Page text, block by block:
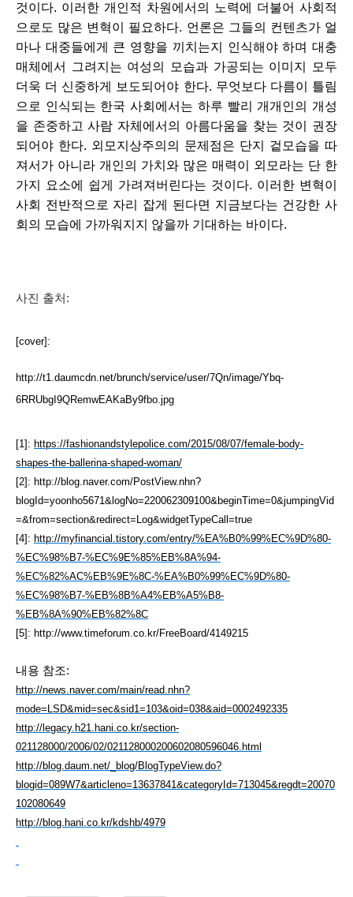
것이다. 이러한 개인적 차원에서의 노력에 더불어 사회적
으로도 많은 변혁이 필요하다. 언론은 그들의 컨텐츠가 얼
마나 대중들에게 큰 영향을 끼치는지 인식해야 하며 대충
매체에서 그려지는 여성의 모습과 가공되는 이미지 모두
더욱 더 신중하게 보도되어야 한다. 무엇보다 다름이 틀림
으로 인식되는 한국 사회에서는 하루 빨리 개개인의 개성
을 존중하고 사람 자체에서의 아름다움을 찾는 것이 권장
되어야 한다. 외모지상주의의 문제점은 단지 겉모습을 따
져서가 아니라 개인의 가치와 많은 매력이 외모라는 단 한
가지 요소에 쉽게 가려져버린다는 것이다. 이러한 변혁이
사회 전반적으로 자리 잡게 된다면 지금보다는 건강한 사
회의 모습에 가까워지지 않을까 기대하는 바이다.
사진 출처:
[cover]:
http://t1.daumcdn.net/brunch/service/user/7Qn/image/Ybq-
6RRUbgI9QRemwEAKaBy9fbo.jpg
[1] : https://fashionandstylepolice.com/2015/08/07/female-body-
shapes-the-ballerina-shaped-woman/
[2]: http://blog.naver.com/PostView.nhn?
blogId=yoonho5671&logNo=220062309100&beginTime=0&jumpingVid
=&from=section&redirect=Log&widgetTypeCall=true
[4]: http://myfinancial.tistory.com/entry/%EA%B0%99%EC%9D%80-
%EC%98%B7-%EC%9E%85%EB%8A%94-
%EC%82%AC%EB%9E%8C-%EA%B0%99%EC%9D%80-
%EC%98%B7-%EB%8B%A4%EB%A5%B8-
%EB%8A%90%EB%82%8C
[5]: http://www.timeforum.co.kr/FreeBoard/4149215
내용 참조:
http://news.naver.com/main/read.nhn?
mode=LSD&mid=sec&sid1=103&oid=038&aid=0002492335
http://legacy.h21.hani.co.kr/section-
021128000/2006/02/021128000200602080596046.html
http://blog.daum.net/_blog/BlogTypeView.do?
blogid=089W7&articleno=13637841&categoryId=713045&regdt=20070
102080649
http://blog.hani.co.kr/kdshb/4979